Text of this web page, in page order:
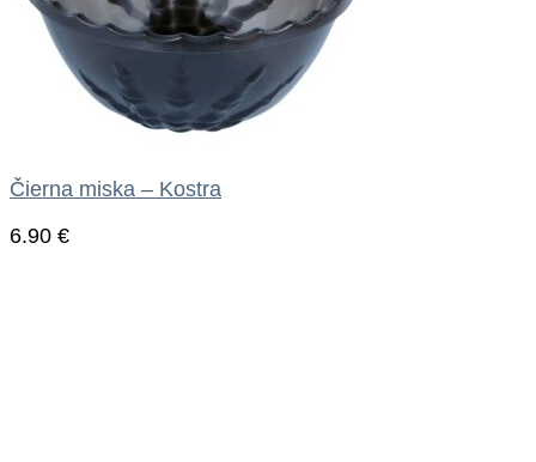
Čierna miska – Kostra
6.90 €